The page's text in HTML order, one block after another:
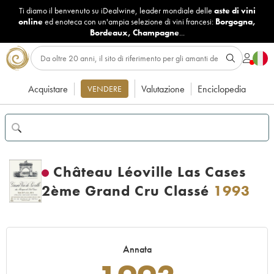
Ti diamo il benvenuto su iDealwine, leader mondiale delle aste di vini
onlineed enoteca con un'ampia selezione di vini francesi: Borgogna,
Bordeaux, Champagne...
Acquistare VENDERE Valutazione Enciclopedia
Château Léoville Las Cases
2ème Grand Cru Classé 1993
Annata